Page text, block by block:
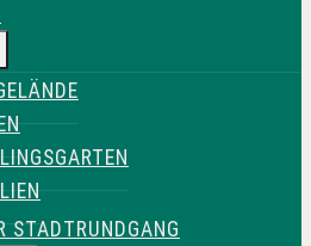
STADTRUNDGANG